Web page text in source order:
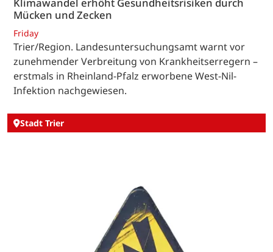
Klimawandel erhöht Gesundheitsrisiken durch
Mücken und Zecken
Friday
Trier/Region. Landesuntersuchungsamt warnt vor
zunehmender Verbreitung von Krankheitserregern –
erstmals in Rheinland-Pfalz erworbene West-Nil-
Infektion nachgewiesen.
Stadt Trier